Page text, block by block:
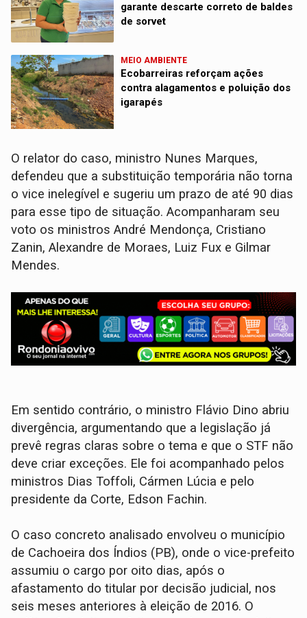
garante descarte correto de baldes
de sorvet
MEIO AMBIENTE
Ecobarreiras reforçam ações
contra alagamentos e poluição dos
igarapés
O relator do caso, ministro Nunes Marques,
defendeu que a substituição temporária não torna
o vice inelegível e sugeriu um prazo de até 90 dias
para esse tipo de situação. Acompanharam seu
voto os ministros André Mendonça, Cristiano
Zanin, Alexandre de Moraes, Luiz Fux e Gilmar
Mendes.
Em sentido contrário, o ministro Flávio Dino abriu
divergência, argumentando que a legislação já
prevê regras claras sobre o tema e que o STF não
deve criar exceções. Ele foi acompanhado pelos
ministros Dias Toffoli, Cármen Lúcia e pelo
presidente da Corte, Edson Fachin.
O caso concreto analisado envolveu o município
de Cachoeira dos Índios (PB), onde o vice-prefeito
assumiu o cargo por oito dias, após o
afastamento do titular por decisão judicial, nos
seis meses anteriores à eleição de 2016. O